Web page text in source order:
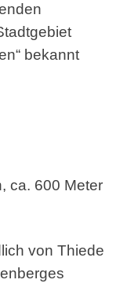
bekannt
ca. 600 Meter
von Thiede